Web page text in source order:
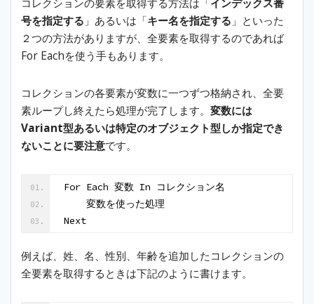
コレクションの要素を取得する方法は「インデックス番
号を指定する 」あるいは「キー名を指定する 」といった
２つの方法がありますが、全要素を取得するのであれば
For Eachを使う手もあります。
コレクションの各要素が変数に一つずつ格納され、全要
素ループし終えたら処理が完了します。 変数には
Variant型あるいは特定のオブジェクト型しか指定でき
ないことに要注意です。
For Each 変数 In コレクション名
    変数を使った処理
Next
例えば、姓、名、性別、年齢を追加したコレクションの
全要素を取得するときは下記のように書けます。